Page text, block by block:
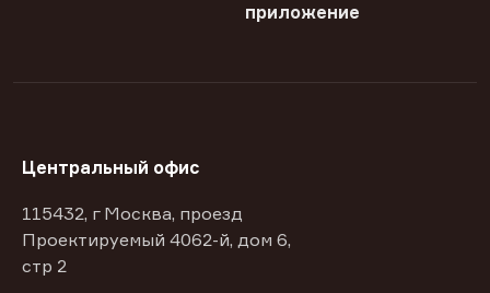
приложение
Центральный офис
115432, г Москва, проезд
Проектируемый 4062-й, дом 6,
стр 2